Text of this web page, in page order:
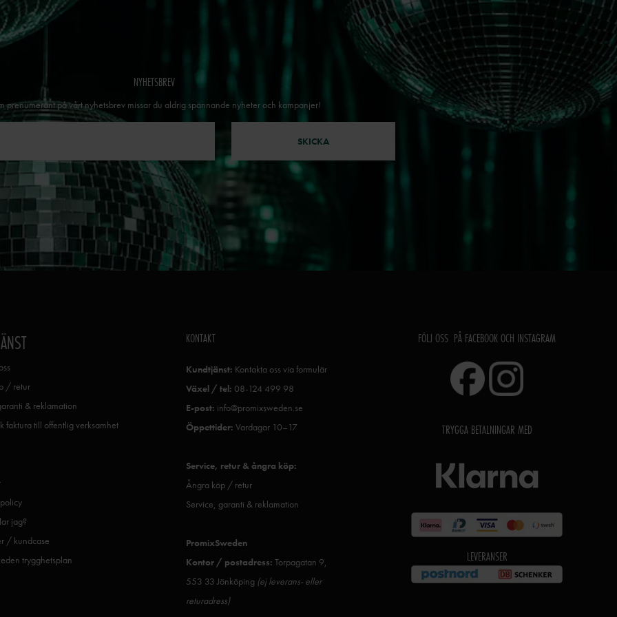
NYHETSBREV
prenumerant på vårt nyhetsbrev missar du aldrig spännande nyheter och kampanjer!
SKICKA
/ retur
& reklamation
faktura till offentlig verksamhet
jag?
/ kundcase
trygghetsplan
KONTAKT
Kundtjänst: Kontakta oss via formulär
Växel / tel: 08-124 499 98
E-post: info@promixsweden.se
Öppettider: Vardagar 10–17
Service, retur & ångra köp:
Ångra köp / retur
Service, garanti & reklamation
PromixSweden
Kontor / postadress: Torpagatan 9,
553 33 Jönköping (ej leverans- eller
returadress)
FÖLJ OSS PÅ FACEBOOK OCH INSTAGRAM
TRYGGA BETALNINGAR MED
LEVERANSER